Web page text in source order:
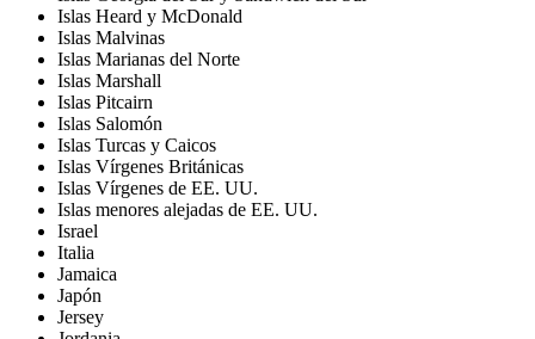
Islas Heard y McDonald
Islas Malvinas
Islas Marianas del Norte
Islas Marshall
Islas Pitcairn
Islas Salomón
Islas Turcas y Caicos
Islas Vírgenes Británicas
Islas Vírgenes de EE. UU.
Islas menores alejadas de EE. UU.
Israel
Italia
Jamaica
Japón
Jersey